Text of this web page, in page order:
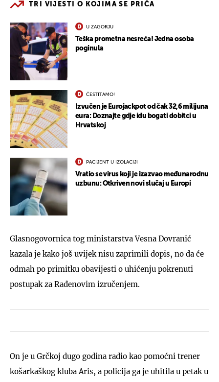
TRI VIJESTI O KOJIMA SE PRIČA
U ZAGORJU
Teška prometna nesreća! Jedna osoba
poginula
ČESTITAMO!
Izvučen je Eurojackpot od čak 32,6 milijuna
eura: Doznajte gdje idu bogati dobitci u
Hrvatskoj
PACIJENT U IZOLACIJI
Vratio se virus koji je izazvao međunarodnu
uzbunu: Otkriven novi slučaj u Europi
Glasnogovornica tog ministarstva Vesna Dovranić
kazala je kako još uvijek nisu zaprimili dopis, no da će
odmah po primitku obavijesti o uhićenju pokrenuti
postupak za Rađenovim izručenjem.
On je u Grčkoj dugo godina radio kao pomoćni trener
košarkaškog kluba Aris, a policija ga je uhitila u petak u